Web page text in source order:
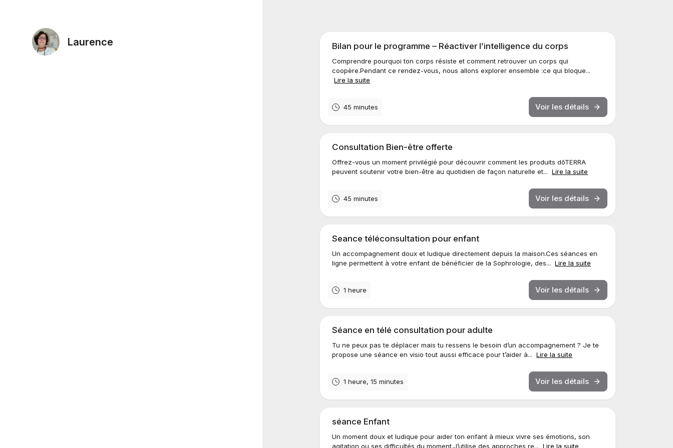
Laurence Bilan pour le programme – Réactiver l’intelligence du corps
Comprendre pourquoi ton corps résiste et comment retrouver un corps qui
coopère.Pendant ce rendez-vous, nous allons explorer ensemble :ce qui bloque...
Lire la suite
45 minutes Voir les détails
Consultation Bien-être offerte
Offrez-vous un moment privilégié pour découvrir comment les produits dōTERRA
peuvent soutenir votre bien-être au quotidien de façon naturelle et... Lire la suite
45 minutes Voir les détails
Seance téléconsultation pour enfant
Un accompagnement doux et ludique directement depuis la maison.Ces séances en
ligne permettent à votre enfant de bénéficier de la Sophrologie, des... Lire la suite
1 heure Voir les détails
Séance en télé consultation pour adulte
Tu ne peux pas te déplacer mais tu ressens le besoin d’un accompagnement ? Je te
propose une séance en visio tout aussi efficace pour t’aider à... Lire la suite
1 heure, 15 minutes Voir les détails
séance Enfant
Un moment doux et ludique pour aider ton enfant à mieux vivre ses émotions, son
agitation ou ses difficultés du moment.J’utilise des approches re... Lire la suite